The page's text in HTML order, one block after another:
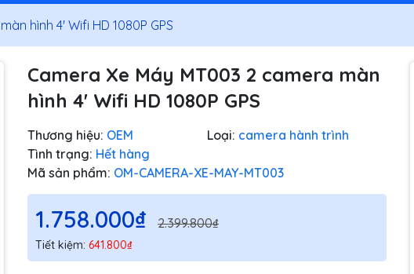
hình 4' Wifi HD 1080P GPS
Camera Xe Máy MT003 2 camera màn
hình 4' Wifi HD 1080P GPS
Thương hiệu: OEM Loại: camera hành trình
Tình trạng: Hết hàng
Mã sản phẩm: OM-CAMERA-XE-MAY-MT003
1.758.000₫ 2.399.800₫
Tiết kiệm: 641.800₫